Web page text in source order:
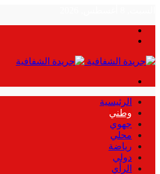
الرئيسية
وطني
جهوي
محلي
رياضة
دولي
الرأي